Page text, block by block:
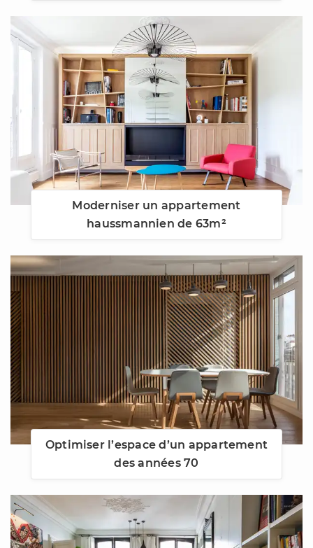
Moderniser un appartement
haussmannien de 63m²
Optimiser l’espace d’un appartement
des années 70